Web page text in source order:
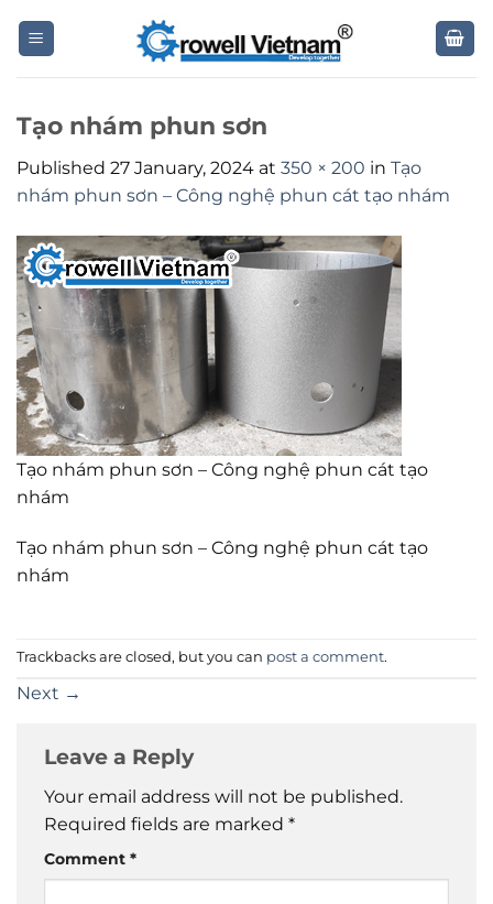
Tạo nhám phun sơn
Published 27 January, 2024 at 350 × 200 in Tạo
nhám phun sơn – Công nghệ phun cát tạo nhám
Tạo nhám phun sơn – Công nghệ phun cát tạo
nhám
Tạo nhám phun sơn – Công nghệ phun cát tạo
nhám
Trackbacks are closed, but you can post a comment.
Next →
Leave a Reply
Your email address will not be published.
Required fields are marked *
Comment *